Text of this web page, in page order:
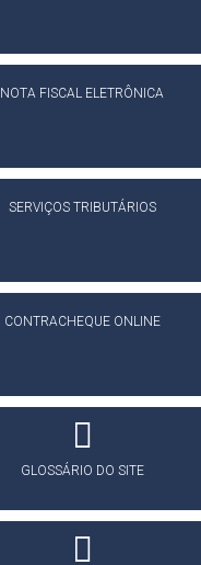
NOTA FISCAL ELETRÔNICA
SERVIÇOS TRIBUTÁRIOS
CONTRACHEQUE ONLINE
GLOSSÁRIO DO SITE